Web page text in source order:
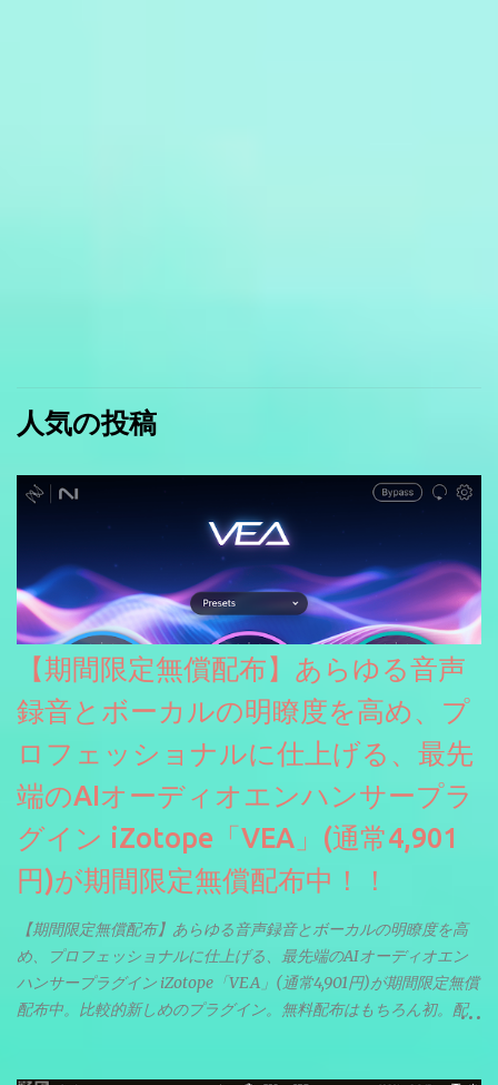
人気の投稿
【期間限定無償配布】あらゆる音声
録音とボーカルの明瞭度を高め、プ
ロフェッショナルに仕上げる、最先
端のAIオーディオエンハンサープラ
グイン iZotope「VEA」(通常4,901
円)が期間限定無償配布中！！
【期間限定無償配布】あらゆる音声録音とボーカルの明瞭度を高
め、プロフェッショナルに仕上げる、最先端のAIオーディオエン
ハンサープラグイン iZotope「VEA」(通常4,901円)が期間限定無償
配布中。比較的新しめのプラグイン。無料配布はもちろん初。配